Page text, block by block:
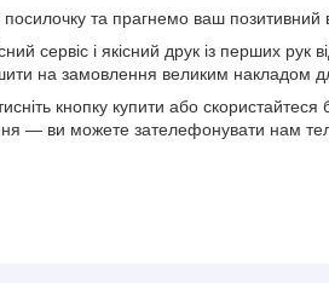
та прагнемо ваш позитивний
сервіс і якісний друк із перших рук
на замовлення великим накладом
кнопку купити або
— ви можете зателефонувати нам